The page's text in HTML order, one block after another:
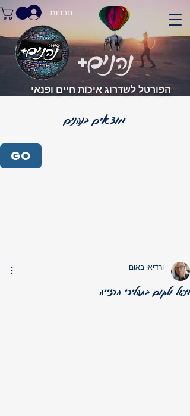
הפורטל לשדרוג איכות חיים ופנאי
התחברות
GO
ליפול ולקום בתהליכי הרזייה
ורדיאן באום